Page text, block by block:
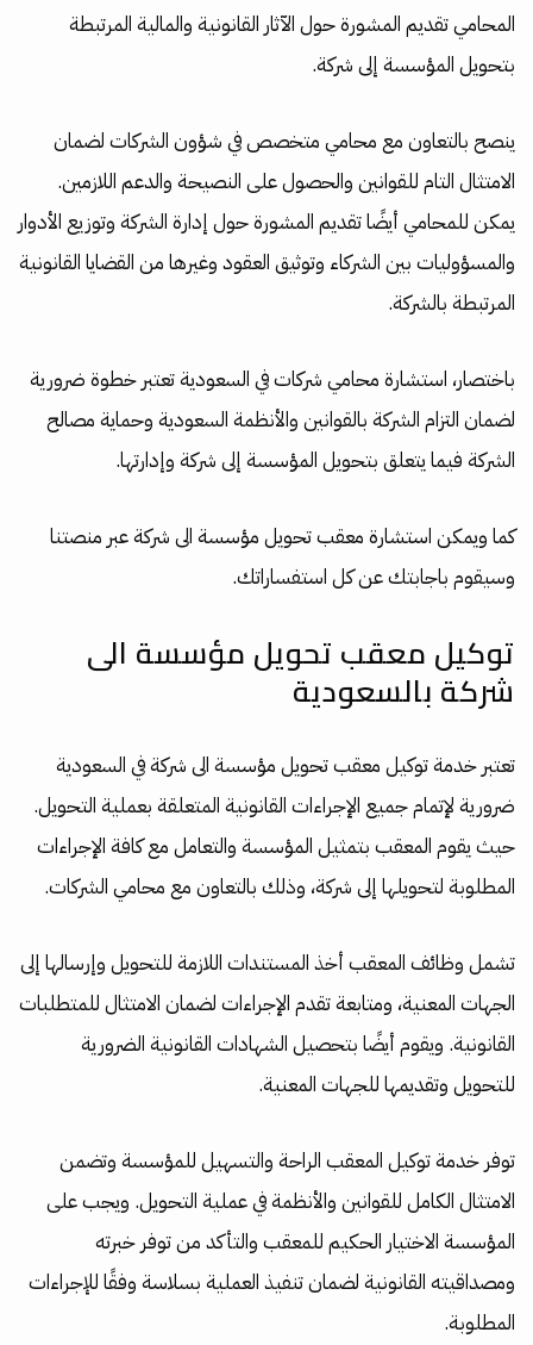
المحامي تقديم المشورة حول الآثار القانونية والمالية المرتبطة
بتحويل المؤسسة إلى شركة.
ينصح بالتعاون مع محامي متخصص في شؤون الشركات لضمان
الامتثال التام للقوانين والحصول على النصيحة والدعم اللازمين.
يمكن للمحامي أيضًا تقديم المشورة حول إدارة الشركة وتوزيع الأدوار
والمسؤوليات بين الشركاء وتوثيق العقود وغيرها من القضايا القانونية
المرتبطة بالشركة.
باختصار، استشارة محامي شركات في السعودية تعتبر خطوة ضرورية
لضمان التزام الشركة بالقوانين والأنظمة السعودية وحماية مصالح
الشركة فيما يتعلق بتحويل المؤسسة إلى شركة وإدارتها.
كما ويمكن استشارة معقب تحويل مؤسسة الى شركة عبر منصتنا
وسيقوم باجابتك عن كل استفساراتك.
توكيل معقب تحويل مؤسسة الى
شركة بالسعودية
تعتبر خدمة توكيل معقب تحويل مؤسسة الى شركة في السعودية
ضرورية لإتمام جميع الإجراءات القانونية المتعلقة بعملية التحويل.
حيث يقوم المعقب بتمثيل المؤسسة والتعامل مع كافة الإجراءات
المطلوبة لتحويلها إلى شركة، وذلك بالتعاون مع محامي الشركات.
تشمل وظائف المعقب أخذ المستندات اللازمة للتحويل وإرسالها إلى
الجهات المعنية، ومتابعة تقدم الإجراءات لضمان الامتثال للمتطلبات
القانونية. ويقوم أيضًا بتحصيل الشهادات القانونية الضرورية
للتحويل وتقديمها للجهات المعنية.
توفر خدمة توكيل المعقب الراحة والتسهيل للمؤسسة وتضمن
الامتثال الكامل للقوانين والأنظمة في عملية التحويل. ويجب على
المؤسسة الاختيار الحكيم للمعقب والتأكد من توفر خبرته
ومصداقيته القانونية لضمان تنفيذ العملية بسلاسة وفقًا للإجراءات
المطلوبة.